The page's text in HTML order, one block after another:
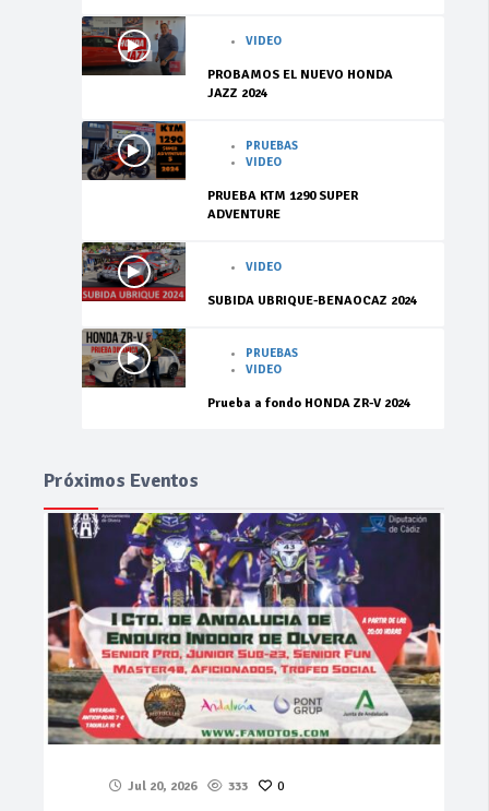
VIDEO
PROBAMOS EL NUEVO HONDA
JAZZ 2024
PRUEBAS
VIDEO
PRUEBA KTM 1290 SUPER
ADVENTURE
VIDEO
SUBIDA UBRIQUE-BENAOCAZ 2024
PRUEBAS
VIDEO
Prueba a fondo HONDA ZR-V 2024
Próximos Eventos
Jul 20, 2026 333 0